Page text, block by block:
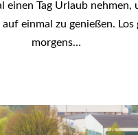
einen Tag Urlaub nehmen,
einmal zu genießen. Los
morgens…